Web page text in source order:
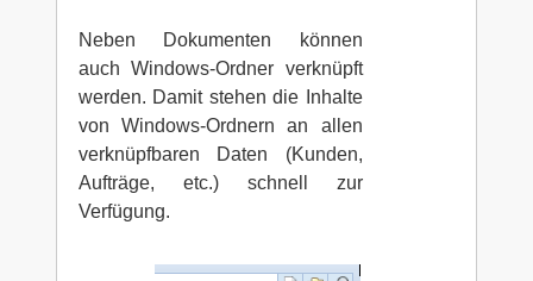
Neben Dokumenten können
auch Windows-Ordner verknüpft
werden. Damit stehen die Inhalte
von Windows-Ordnern an allen
verknüpfbaren Daten (Kunden,
Aufträge, etc.) schnell zur
Verfügung.